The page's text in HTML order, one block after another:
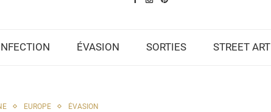
ÉVASION SORTIES STREET ART
EUROPE ÉVASION